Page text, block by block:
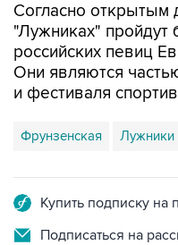
Согласно открытым
"Лужниках" пройдут
российских певиц
Они являются
и фестиваля
Фрунзенская Лужники
Купить подписку
Подписаться на